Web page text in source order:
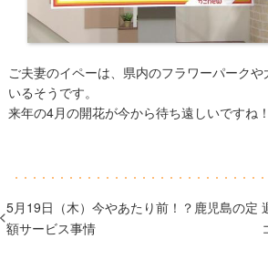
ご夫妻のイペーは、県内のフラワーパーク
いるそうです。
来年の4月の開花が今から待ち遠しいですね！
5月19日（木）今やあたり前！？鹿児島の定
額サービス事情